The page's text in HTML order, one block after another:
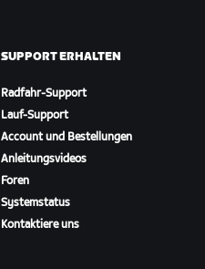
SUPPORT ERHALTEN
Radfahr-Support
Lauf-Support
Account und Bestellungen
Anleitungsvideos
Foren
Systemstatus
Kontaktiere uns